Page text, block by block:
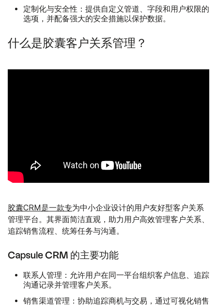
定制化与安全性： 提供自定义管道、字段和用户权限的
选项，并配备强大的安全措施以保护数据。
什么是胶囊客户关系管理？
胶囊CRM是一款专为中小企业设计的用户友好型客户关系
管理平台。其界面简洁直观，助力用户高效管理客户关系、
追踪销售流程、统筹任务与沟通。
Capsule CRM 的主要功能
联系人管理 ：允许用户在同一平台组织客户信息、追踪
沟通记录并管理客户关系。
销售渠道管理 ：协助追踪商机与交易，通过可视化销售